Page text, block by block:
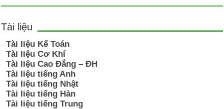
Tài liệu
Tài liệu Kế Toán
Tài liệu Cơ Khí
Tài liệu Cao Đẳng – ĐH
Tài liệu tiếng Anh
Tài liệu tiếng Nhật
Tài liệu tiếng Hàn
Tài liệu tiếng Trung